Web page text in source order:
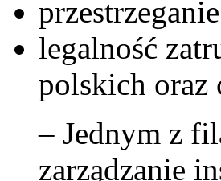
legalność
polskich oraz
– Jednym z
zarządzanie